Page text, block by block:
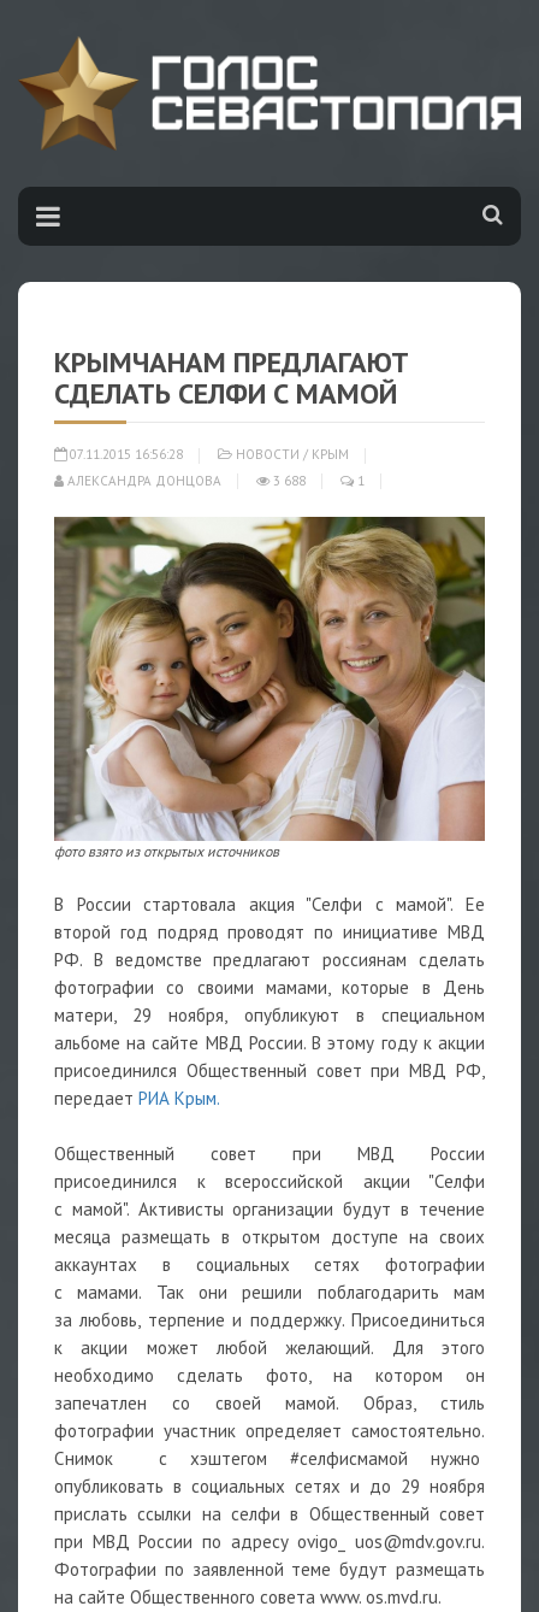
КРЫМЧАНАМ ПРЕДЛАГАЮТ
СДЕЛАТЬ СЕЛФИ С МАМОЙ
07.11.2015 16:56:28 НОВОСТИ / КРЫМ
АЛЕКСАНДРА ДОНЦОВА
3 688 1
фото взято из открытых источников
В России стартовала акция "Селфи с мамой". Ее
второй год подряд проводят по инициативе МВД
РФ. В ведомстве предлагают россиянам сделать
фотографии со своими мамами, которые в День
матери, 29 ноября, опубликуют в специальном
альбоме на сайте МВД России. В этому году к акции
присоединился Общественный совет при МВД РФ,
передает РИА Крым.
Общественный совет при МВД России
присоединился к всероссийской акции "Селфи
с мамой". Активисты организации будут в течение
месяца размещать в открытом доступе на своих
аккаунтах в социальных сетях фотографии
с мамами. Так они решили поблагодарить мам
за любовь, терпение и поддержку. Присоединиться
к акции может любой желающий. Для этого
необходимо сделать фото, на котором он
запечатлен со своей мамой. Образ, стиль
фотографии участник определяет самостоятельно.
Снимок с хэштегом #селфисмамой нужно
опубликовать в социальных сетях и до 29 ноября
прислать ссылки на селфи в Общественный совет
при МВД России по адресу ovigo_ uos@mdv.gov.ru.
Фотографии по заявленной теме будут размещать
на сайте Общественного совета www. os.mvd.ru.